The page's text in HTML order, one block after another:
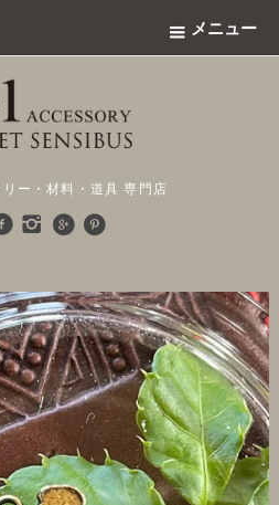
メニュー
ー・材料・道具 専門店